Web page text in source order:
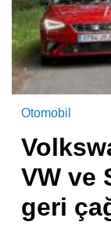
Otomobil
VW ve
geri